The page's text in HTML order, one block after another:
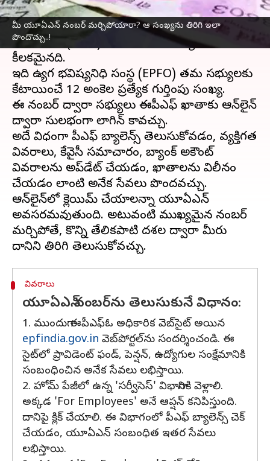
మీ యూఏఎన్ నంబర్ మర్చిపోయారా? ఆ సంఖ్యను తిరిగి ఇలా
పొందొచ్చు..!
ఈ వార్తాకథనం ఏంటి
ఉద్యోగ భవిష్యనిధి (ఈపీఎఫ్ఓ) ఖాతాదారులకు
యూఏఎన్‌ (UAN) నంబర్ అనేది అత్యంత
కీలకమైనది.
ఇది ఉద్యోగ భవిష్యనిధి సంస్థ (EPFO) తమ సభ్యులకు
కేటాయించే 12 అంకెల ప్రత్యేక గుర్తింపు సంఖ్య.
ఈ నంబర్ ద్వారా సభ్యులు ఈపీఎఫ్ ఖాతాకు ఆన్‌లైన్‌
ద్వారా సులభంగా లాగిన్ కావచ్చు.
అదే విధంగా పీఎఫ్‌ బ్యాలెన్స్ తెలుసుకోవడం, వ్యక్తిగత
వివరాలు, కేవైసీ సమాచారం, బ్యాంక్ అకౌంట్
వివరాలను అప్‌డేట్ చేయడం, ఖాతాలను విలీనం
చేయడం లాంటి అనేక సేవలు పొందవచ్చు.
ఆన్‌లైన్‌లో క్లెయిమ్ చేయాలన్నా యూఏఎన్
అవసరమవుతుంది. అటువంటి ముఖ్యమైన నంబర్
మర్చిపోతే, కొన్ని తేలికపాటి దశల ద్వారా మీరు
వివరాలు
యూఏఎన్ నంబర్‌ను తెలుసుకునే విధానం:
1. ముందుగా ఈపీఎఫ్‌ఓ అధికారిక వెబ్‌సైట్‌ అయిన
epfindia.gov.in వెబ్‌పోర్టల్‌ను సందర్శించండి. ఈ
సైట్‌లో ప్రావిడెంట్ ఫండ్‌, పెన్షన్‌, ఉద్యోగుల సంక్షేమానికి
సంబంధించిన అనేక సేవలు లభిస్తాయి.
2. హోమ్ పేజీలో ఉన్న 'సర్వీసెస్‌' విభాగానికి వెళ్లాలి.
అక్కడ 'For Employees' అనే ఆప్షన్ కనిపిస్తుంది.
దానిపై క్లిక్ చేయాలి. ఈ విభాగంలో పీఎఫ్‌ బ్యాలెన్స్‌ చెక్
చేయడం, యూఏఎన్ సంబంధిత ఇతర సేవలు
లభిస్తాయి.